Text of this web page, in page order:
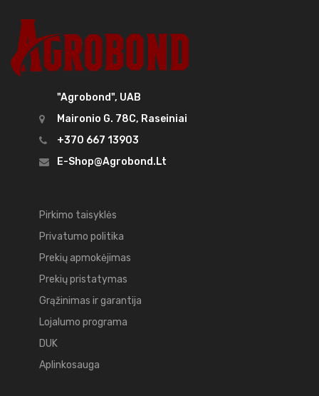
"Agrobond", UAB
Maironio G. 78C, Raseiniai
+370 667 13903
E-Shop@agrobond.lt
Pirkimo taisyklės
Privatumo politika
Prekių apmokėjimas
Prekių pristatymas
Grąžinimas ir garantija
Lojalumo programa
DUK
Aplinkosauga